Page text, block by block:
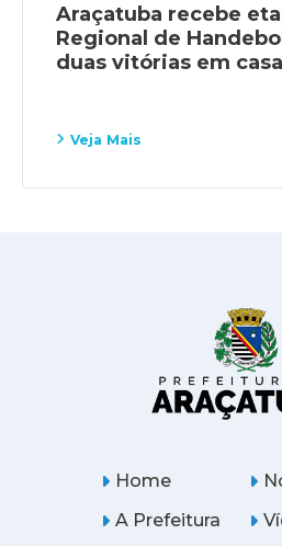
Araçatuba recebe
Regional de
duas vitórias em casa
Veja Mais
Home
A Prefeitura